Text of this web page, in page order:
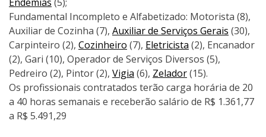
Fundamental Incompleto e Alfabetizado: Motorista (8),
Auxiliar de Cozinha (7), Auxiliar de Serviços Gerais (30),
Carpinteiro (2), Cozinheiro (7), Eletricista (2), Encanador
(2), Gari (10), Operador de Serviços Diversos (5),
Pedreiro (2), Pintor (2), Vigia (6), Zelador(15).
Os profissionais contratados terão carga horária de 20
a 40 horas semanais e receberão salário de R$ 1.361,77
a R$ 5.491,29